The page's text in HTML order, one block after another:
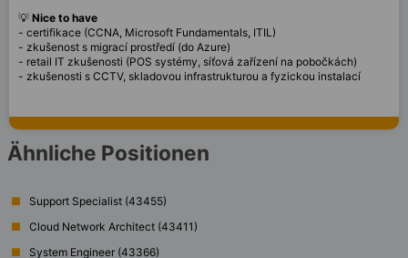
💡 Nice to have
- certifikace (CCNA, Microsoft Fundamentals, ITIL)
- zkušenost s migrací prostředí (do Azure)
- retail IT zkušenosti (POS systémy, síťová zařízení na pobočkách)
- zkušenosti s CCTV, skladovou infrastrukturou a fyzickou instalací
Ähnliche Positionen
Support Specialist (43455)
Cloud Network Architect (43411)
System Engineer (43366)